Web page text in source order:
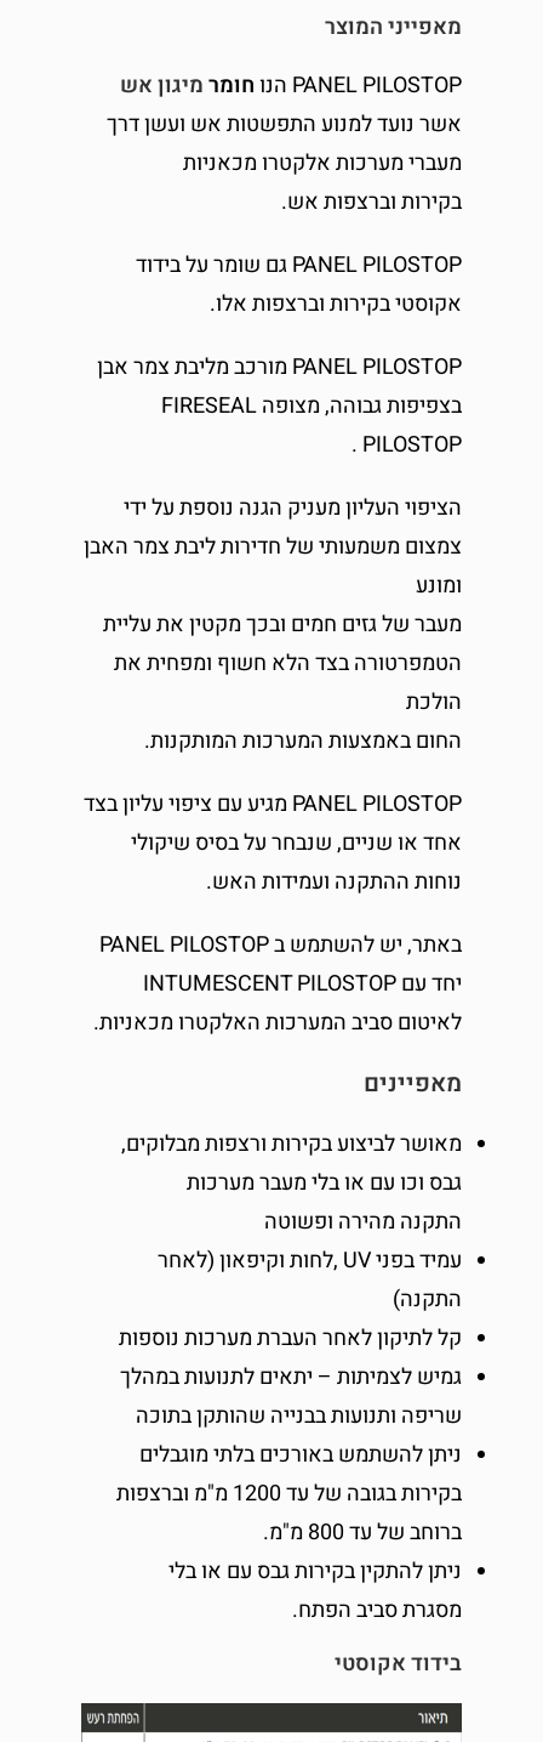
מאפייני המוצר
PANEL PILOSTOP הנו
חומרמיגון אש
אשר נועד למנוע התפשטות אש ועשן דרך
מעברי מערכות אלקטרו מכאניות
בקירות וברצפות אש.
PANEL PILOSTOP גם שומר על בידוד
אקוסטי בקירות וברצפות אלו.
PANEL PILOSTOP מורכב מליבת צמר אבן
בצפיפות גבוהה, מצופה FIRESEAL
PILOSTOP .
הציפוי העליון מעניק הגנה נוספת על ידי
צמצום משמעותי של חדירות ליבת צמר האבן
ומונע
מעבר של גזים חמים ובכך מקטין את עליית
הטמפרטורה בצד הלא חשוף ומפחית את
הולכת
החום באמצעות המערכות המותקנות.
PANEL PILOSTOP מגיע עם ציפוי עליון בצד
אחד או שניים, שנבחר על בסיס שיקולי
נוחות ההתקנה ועמידות האש.
באתר, יש להשתמש ב PANEL PILOSTOP
יחד עם INTUMESCENT PILOSTOP
לאיטום סביב המערכות האלקטרו מכאניות.
מאפיינים
מאושר לביצוע בקירות ורצפות מבלוקים,
גבס וכו עם או בלי מעבר מערכות
התקנה מהירה ופשוטה
עמיד בפני UV ,לחות וקיפאון (לאחר
התקנה)
קל לתיקון לאחר העברת מערכות נוספות
גמיש לצמיתות – יתאים לתנועות במהלך
שריפה ותנועות בבנייה שהותקן בתוכה
ניתן להשתמש באורכים בלתי מוגבלים
בקירות בגובה של עד 1200 מ"מ וברצפות
ברוחב של עד 800 מ"מ.
ניתן להתקין בקירות גבס עם או בלי
מסגרת סביב הפתח.
בידוד אקוסטי